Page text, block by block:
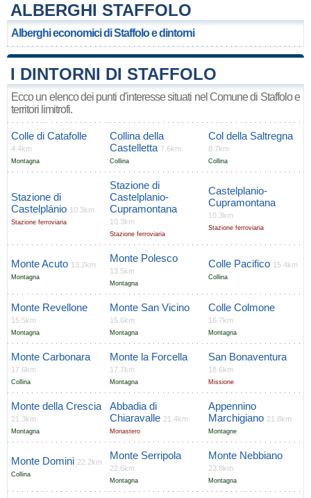
ALBERGHI STAFFOLO
Alberghi economici di Staffolo e dintorni
I DINTORNI DI STAFFOLO
Ecco un elenco dei punti d'interesse situati nel Comune di Staffolo e
territori limitrofi.
Colle di Catafolle
4.4km
Montagna
Collina della
Castelletta 7.6km
Collina
Col della Saltregna
8.7km
Collina
Stazione di
Castelplánio 10.3km
Stazione ferroviaria
Stazione di
Castelplanio-
Cupramontana
10.3km
Stazione ferroviaria
Castelplanio-
Cupramontana
10.3km
Stazione ferroviaria
Monte Acuto 13.2km
Montagna
Monte Polesco
13.5km
Montagna
Colle Pacifico 15.4km
Collina
Monte Revellone
15.5km
Montagna
Monte San Vicino
15.6km
Montagna
Colle Colmone
16.7km
Montagna
Monte Carbonara
17.6km
Collina
Monte la Forcella
17.7km
Montagna
San Bonaventura
18.6km
Missione
Monte della Crescia
21.3km
Montagna
Abbadia di
Chiaravalle 21.4km
Monastero
Appennino
Marchigiano 21.8km
Montagne
Monte Domini 22.2km
Collina
Monte Serripola
22.6km
Montagna
Monte Nebbiano
23.8km
Montagna